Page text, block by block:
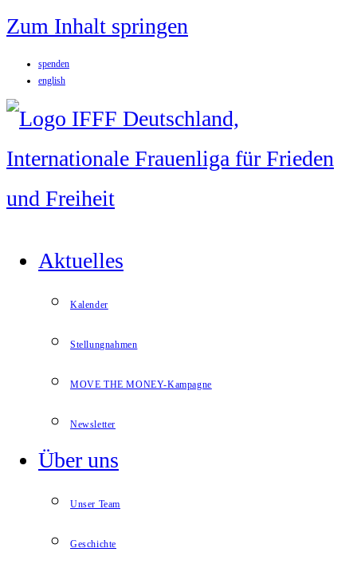
Zum Inhalt springen
spenden
english
Aktuelles
Kalender
Stellungnahmen
MOVE THE MONEY-Kampagne
Newsletter
Über uns
Unser Team
Geschichte